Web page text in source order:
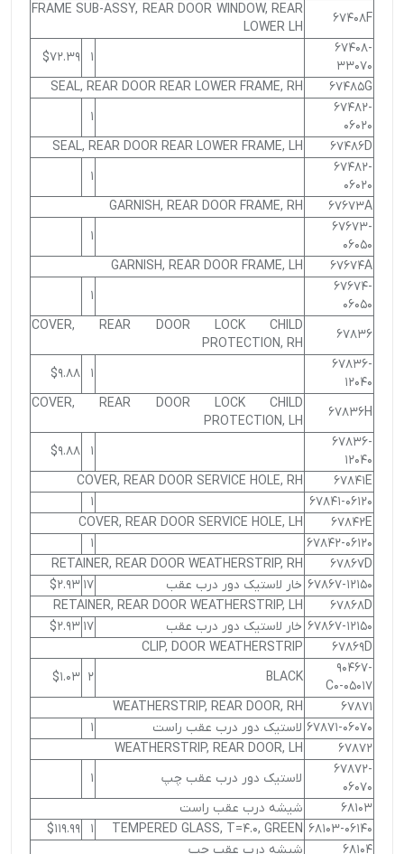
67408F
FRAME SUB-ASSY, REAR DOOR WINDOW, REAR
LOWER LH
67408-
33070
1
$72.39
67485G
SEAL, REAR DOOR REAR LOWER FRAME, RH
67482-
06020
1
67486D
SEAL, REAR DOOR REAR LOWER FRAME, LH
67482-
06020
1
67673A
GARNISH, REAR DOOR FRAME, RH
67673-
06050
1
67674A
GARNISH, REAR DOOR FRAME, LH
67674-
06050
1
67836
COVER, REAR DOOR LOCK CHILD
PROTECTION, RH
67836-
12040
1
$9.88
67836H
COVER, REAR DOOR LOCK CHILD
PROTECTION, LH
67836-
12040
1
$9.88
67841E
COVER, REAR DOOR SERVICE HOLE, RH
67841-06120
1
67842E
COVER, REAR DOOR SERVICE HOLE, LH
67842-06120
1
67867D
RETAINER, REAR DOOR WEATHERSTRIP, RH
67867-12150 خار لاستیک دور درب عقب 17
$2.93
67868D
RETAINER, REAR DOOR WEATHERSTRIP, LH
67867-12150 خار لاستیک دور درب عقب 17
$2.93
67869D
CLIP, DOOR WEATHERSTRIP
90467-
05017-C0
BLACK
2
$1.03
67871
WEATHERSTRIP, REAR DOOR, RH
67871-06070 لاستیک دور درب عقب راست
1
67872
WEATHERSTRIP, REAR DOOR, LH
67872-
06070
لاستیک دور درب عقب چپ
1
68103
شیشه درب عقب راست
68103-06140
TEMPERED GLASS, T=4.0, GREEN
1
$119.99
68104
شیشه درب عقب چپ